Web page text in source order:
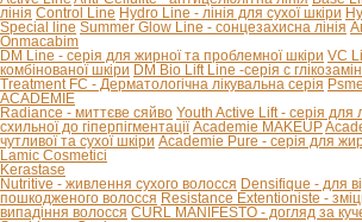
лінія Control Line Hydro Line - лінія для сухої шкіри
Special line Summer Glow Line - сонцезахисна лінія
Onmacabim
DM Line - серія для жирної та проблемної шкіри VC
комбінованої шкіри DM Bio Lift Line -cерія с
Treatment FC - Дерматологічна лікувальна серія
ACADEMIE
Radiance - миттєве сяйво Youth Active Lift - серія для
схильної до гіперпігментації Academie MAKEUP
чутливої та сухої шкіри Academie Pure - серія для
Lamic Cosmetici
Kerastase
Nutritive - живлення сухого волосся Densifique - для
пошкодженого волосся Resistance Extentioniste -
випадіння волосся CURL MANIFESTO - догляд за